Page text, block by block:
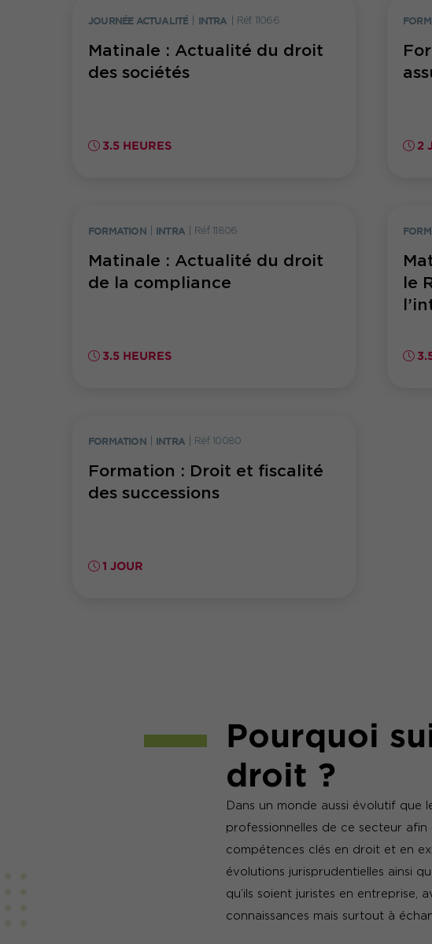
JOURNÉE ACTUALITÉ INTRA Réf. 11066
Matinale : Actualité du droit
des sociétés
3.5 HEURES 2
FORMATION INTRA Réf. 11806
Matinale : Actualité du droit
de la compliance
3.5 HEURES
le
FORMATION INTRA Réf. 10080
Formation : Droit et fiscalité
des successions
1 JOUR
Pourquoi
droit ?
Dans un monde aussi évolutif que
professionnelles de ce secteur
compétences clés en droit et en
évolutions jurisprudentielles ainsi
qu’ils soient juristes en entreprise,
connaissances mais surtout à